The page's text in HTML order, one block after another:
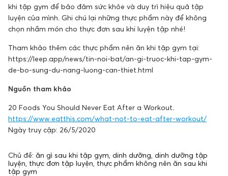
khi tập gym để bảo đảm sức khỏe và duy trì hiệu quả tập
luyện của mình. Ghi chú lại những thực phẩm này để không
chọn nhầm món cho thực đơn sau khi luyện tập nhé!
Tham khảo thêm các thực phẩm nên ăn khi tập gym tại:
https://leep.app/news/tin-noi-bat/an-gi-truoc-khi-tap-gym-
de-bo-sung-du-nang-luong-can-thiet.html
Nguồn tham khảo
20 Foods You Should Never Eat After a Workout.
https://www.eatthis.com/what-not-to-eat-after-workout/
Ngày truy cập: 26/5/2020
Chủ đề: ăn gì sau khi tập gym dinh dưỡng dinh dưỡng tập
luyện thực đơn tập luyện thực phẩm không nên ăn sau khi
tập gym